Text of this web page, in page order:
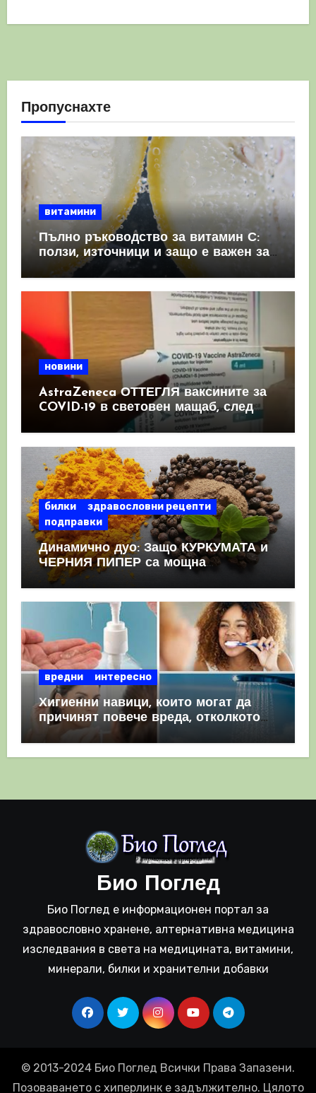
Пропуснахте
витамини
Пълно ръководство за витамин С:
ползи, източници и защо е важен за
имунната система
новини
AstraZeneca ОТТЕГЛЯ ваксините за
COVID-19 в световен мащаб, след
като призна, че те причиняват
билки
здравословни рецепти
подправки
Динамично дуо: Защо КУРКУМАТА и
ЧЕРНИЯ ПИПЕР са мощна
комбинация
вредни интересно
Хигиенни навици, които могат да
причинят повече вреда, отколкото
полза
Био Поглед
Био Поглед е информационен портал за
здравословно хранене, алтернативна медицина
изследвания в света на медицината, витамини,
минерали, билки и хранителни добавки
© 2013-2024 Био Поглед Всички Права Запазени.
Позоваването с хиперлинк е задължително. Цялото